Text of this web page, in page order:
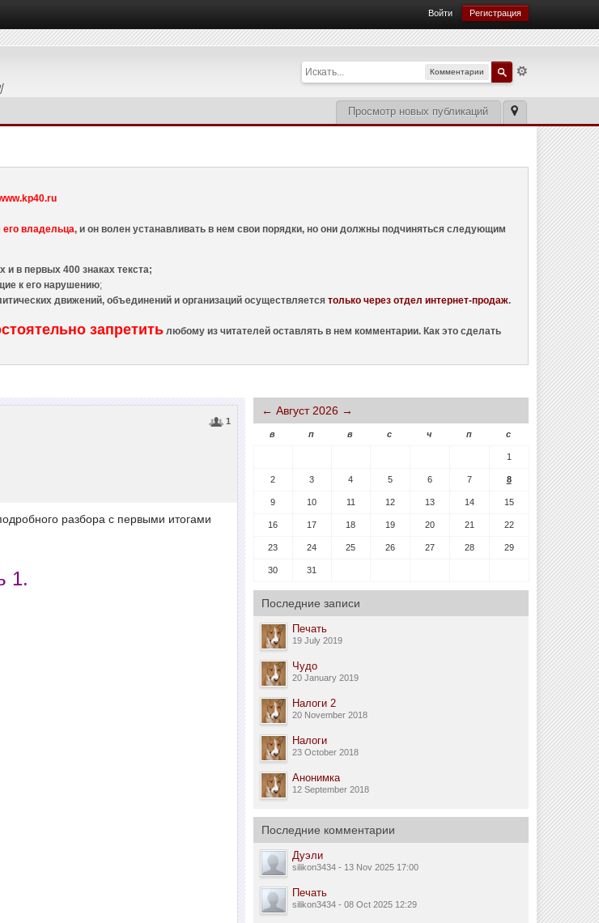
Войти Регистрация
Комментарии
Просмотр новых публикаций
владельца, и он волен устанавливать в нем свои порядки, но они должны подчиняться следующим
и в первых 400 знаках текста;
к его нарушению;
движений, объединений и организаций осуществляетсятолько через отдел интернет-продаж.
запретить любому из читателей оставлять в нем комментарии. Как это сделать
1
разбора с первыми итогами
1.
← Август 2026 →
в п в с ч п с
1
2 3 4 5 6 7 8
9 10 11 12 13 14 15
16 17 18 19 20 21 22
23 24 25 26 27 28 29
30 31
Последние записи
Печать
19 July 2019
Чудо
20 January 2019
Налоги 2
20 November 2018
Налоги
23 October 2018
Анонимка
12 September 2018
Последние комментарии
Дуэли
silikon3434 - 13 Nov 2025 17:00
Печать
silikon3434 - 08 Oct 2025 12:29